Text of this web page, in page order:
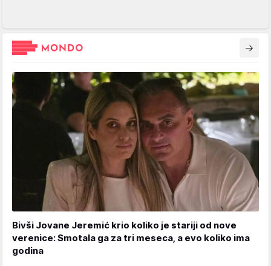
Bivši Jovane Jeremić krio koliko je stariji od nove
verenice: Smotala ga za tri meseca, a evo koliko ima
godina